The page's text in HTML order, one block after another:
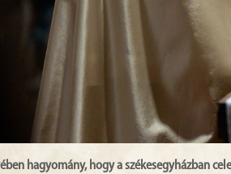
hagyomány, hogy a székesegyházban